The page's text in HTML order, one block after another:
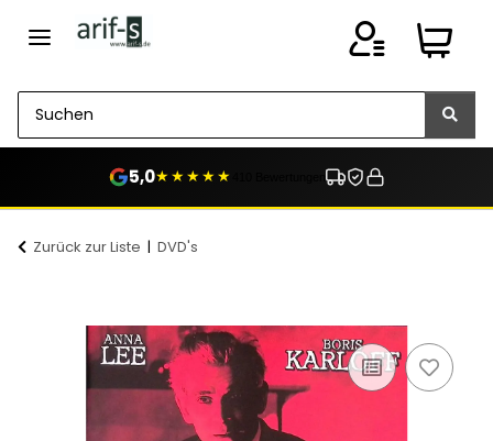
5,0★★★★★
Zurück zur Liste DVD's